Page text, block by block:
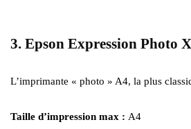
3. Epson Expression Photo
L’imprimante « photo » A4, la plus
Taille d’impression max : A4